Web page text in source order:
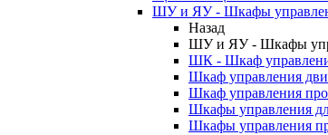
ШУ и ЯУ - Шкафы
Назад
ШУ и ЯУ - Шкафы
ШК - Шкаф
Шкаф управления
Шкаф управления
Шкафы управления
Шкафы управления